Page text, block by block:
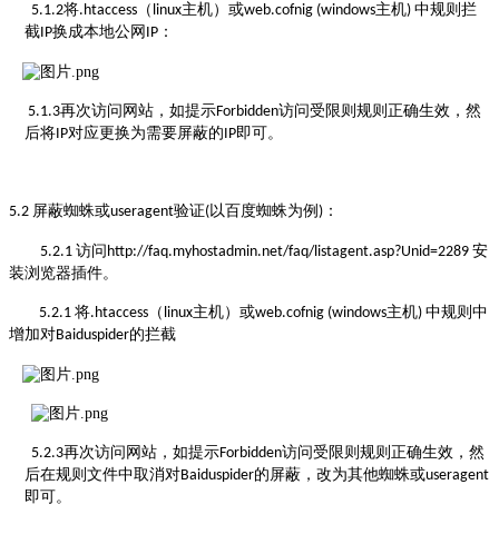
5.1.2将.htaccess （ linux主机）或web.cofnig (windows主机) 中规则拦
截 IP换成本地公网 IP ：
5.1.3再次访问网站，如提示Forbidden访问受限则规则正确生效，然
后将 IP对应更换为需要屏蔽的 IP即可。
5.2 屏蔽蜘蛛或useragent验证( 以百度蜘蛛为例 ) ：
5.2.1 访问 http://faq.myhostadmin.net/faq/listagent.asp?Unid=2289 安
装浏览器插件。
5.2.1 将.htaccess （ linux主机）或web.cofnig (windows主机) 中规则中
增加对Baiduspider的拦截
5.2.3再次访问网站，如提示Forbidden访问受限则规则正确生效，然
后在规则文件中取消对Baiduspider的屏蔽，改为其他蜘蛛或useragent
即可。